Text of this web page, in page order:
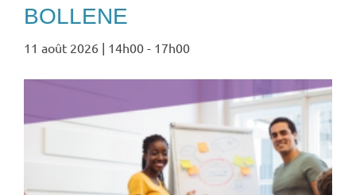
BOLLENE
11 août 2026 | 14h00 - 17h00